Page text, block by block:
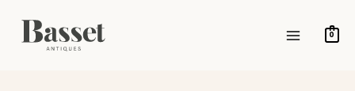
contenido
MENU
0